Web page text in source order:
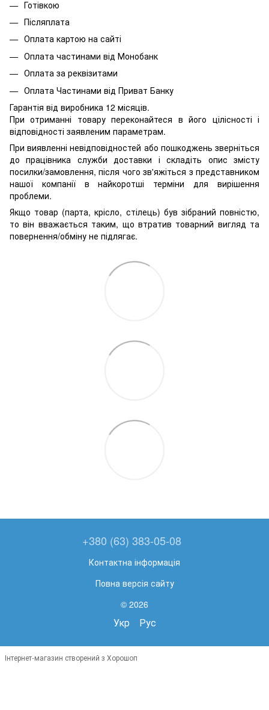
Готівкою
Післяплата
Оплата картою на сайті
Оплата частинами від Монобанк
Оплата за реквізитами
Оплата Частинами від Приват Банку
Гарантія від виробника 12 місяців.
При отриманні товару переконайтеся в його цілісності і
відповідності заявленим параметрам.
При виявленні невідповідностей або пошкоджень зверніться
до працівника служби доставки і складіть опис змісту
посилки/замовлення, після чого зв'яжіться з представником
нашої компанії в найкоротші терміни для вирішення
проблеми.
Якщо товар (парта, крісло, стілець) був зібраний повністю,
то він вважається таким, що втратив товарний вигляд та
повернення/обміну не підлягає.
+380 (63) 383-05-08
Контактна інформація
Повна версія сайту
© 2026
Укр Рус
Інтернет-магазин створений з Хорошоп